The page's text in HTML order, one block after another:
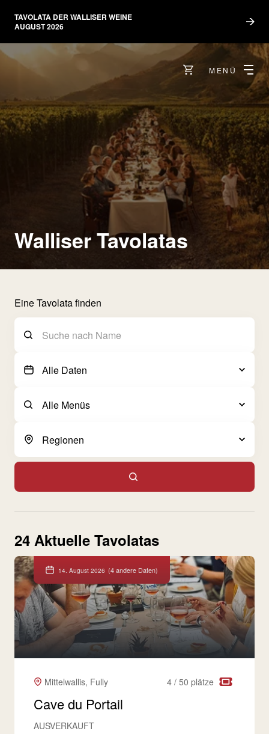
TAVOLATA DER WALLISER WEINE
AUGUST 2026
MENÜ
Walliser Tavolatas
Eine Tavolata finden
24 Aktuelle Tavolatas
14. August 2026 (4 andere Daten)
Mittelwallis, Fully 4 / 50 plätze
Cave du Portail
AUSVERKAUFT